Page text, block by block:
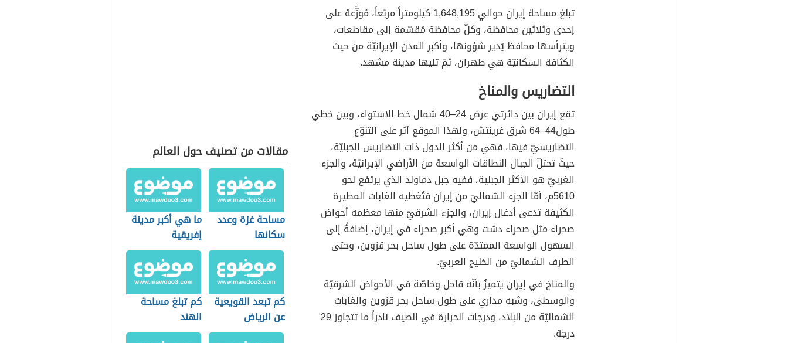
تبلغ مساحة إيران حوالي 1,648,195 كيلومتراً مربّعاً، مُوزَّعة على
إحدى وثلاثين محافظة، وكلّ محافظة مُقسّمة إلى مقاطعات،
ويترأسها محافظ يُدير شؤونها، وأكبر المدن الإيرانيّة من حيث
الكثافة السكانيّة هي طهران، ثمّ تليها مدينة مشهد.
التضاريس والمناخ
تقع إیران بين دائرتي عرض 24–40 شمال خط الاستواء، وبين خطي
طول44–64 شرق غرينتش، ولهذا الموقع أثر على التنوّع
التضاريسيّ فيها، فهي من أكثر الدول ذات التضاريس الجبليّة،
حيثُ تحتلّ الجبال النطاقات الواسعة من الأراضي الإيرانيّة، والجزء
الغربيّ هو الأكثر الجبلية، ففيه جبل دماوند الذي يرتفع نحو
5610م، أمّا الجزء الشماليّ من إيران فتُغطيه الغابات المطيرة
الكثيفة تدعى أدغال إيران، والجزء الشرقيّ منها معظمه أحواض
صحراء مثل صحراء دشت وهي أكبر صحراء في إيران، إضافةً إلى
السهول الواسعة الممتدّة على طول ساحل بحر قزوين، وحتى
الطرف الشماليّ من الخليج العربيّ.
والمناخ في إيران يتميزُ بأنّه قاحل وخاصّة في الأحواض الشرقيّة
والوسطى، وشبه مداري على طول ساحل بحر قزوين والغابات
الشماليّة من البلاد، ودرجات الحرارة في الصيف نادراً ما تتجاوز 29
درجة.
مقالات من تصنيف حول العالم
مساحة غزة وعدد
سكانها
ما هي أكبر مدينة
إفريقية
كم تبعد القويعية
عن الرياض
كم تبلغ مساحة
الهند